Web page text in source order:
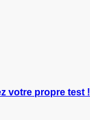
votre propre test !